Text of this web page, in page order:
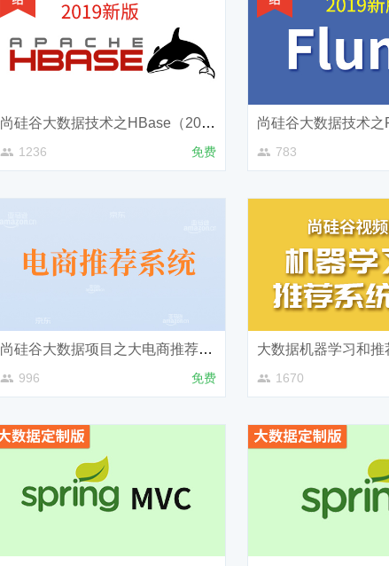
尚硅谷大数据技术之HBase（2019新版）
1236 免费 783
尚硅谷大数据项目之大电商推荐系统
996 免费
大数据机器学习和推
1670